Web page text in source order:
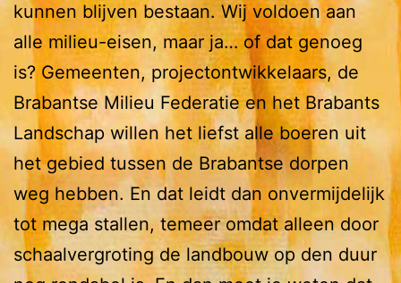
kunnen blijven bestaan. Wij voldoen aan
alle milieu-eisen, maar ja… of dat genoeg
is? Gemeenten, projectontwikkelaars, de
Brabantse Milieu Federatie en het Brabants
Landschap willen het liefst alle boeren uit
het gebied tussen de Brabantse dorpen
weg hebben. En dat leidt dan onvermijdelijk
tot mega stallen, temeer omdat alleen door
schaalvergroting de landbouw op den duur